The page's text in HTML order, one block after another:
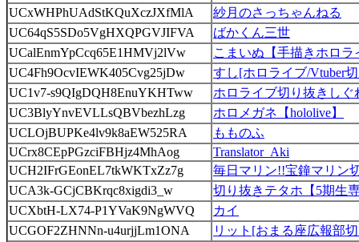
UCxWHPhUAdStKQuXczJXfMlA
紗月のさっちゃんねる
UC64qS5SDo5VgHXQPGVJIFVA
ばかくん三世
UCalEnmYpCcq65E1HMVj2lVw
こまいぬ【手描きホロラ
UC4Fh9OcvIEWK405Cvg25jDw
すし[ホロライブ/Vtuber
UC1v7-s9QIgDQH8EnuYKHTww
ホロライブ切り抜きしぐ
UC3BlyYnvEVLLsQBVbezhLzg
ホロメガネ【hololive】
UCLOjBUPKe4lv9k8aEW525RA
もものふ
UCrx8CEpPGzciFBHjz4MhAog
Translator_Aki
UCH2IFrGEonEL7tkWKTxZz7g
毎日マリン!!宝鐘マリン
UCA3k-GCjCBKrqc8xigdi3_w
切り抜きテタホ【5期生
UCXbtH-LX74-P1YVaK9NgWVQ
カイ
UCGOF2ZHNNn-u4urjjLm1ONA
リット[おまる座広報部